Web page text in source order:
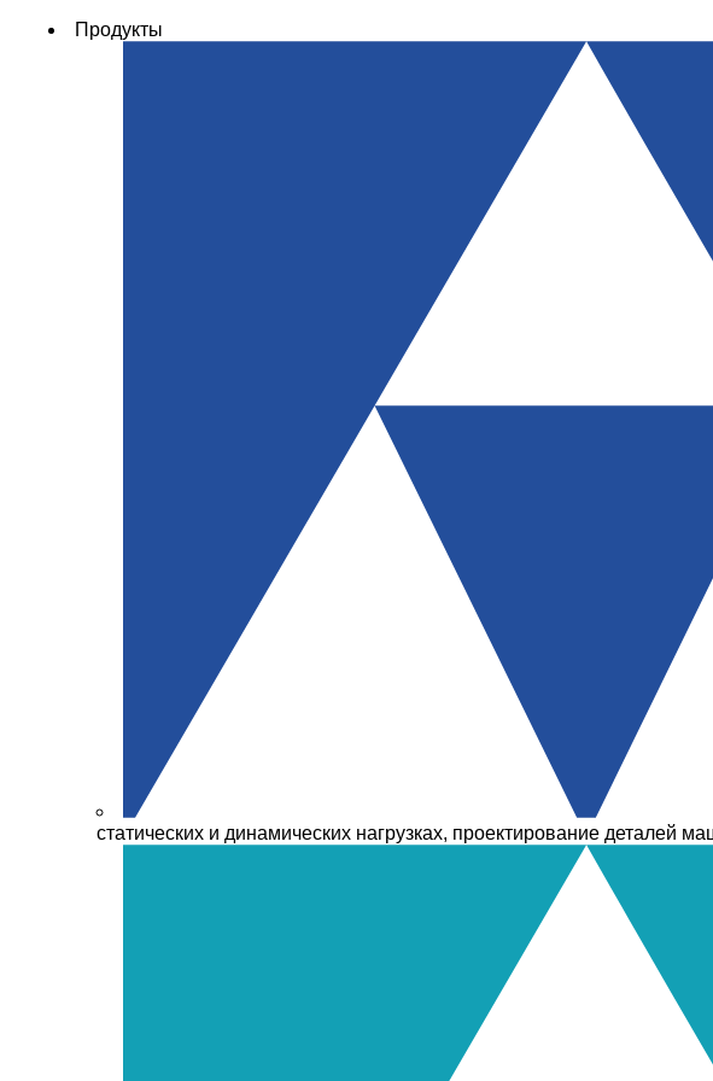
Продукты
статических и динамических нагрузках, проектирование деталей